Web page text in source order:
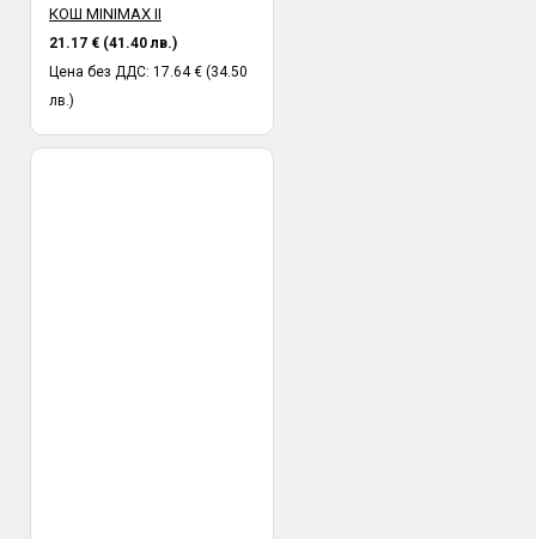
КОШ MINIMAX II
21.17 € (41.40 лв.)
Цена без ДДС: 17.64 € (34.50
лв.)